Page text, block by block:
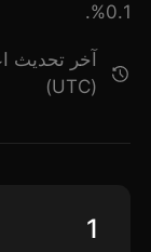
0.1%.
(UTC)